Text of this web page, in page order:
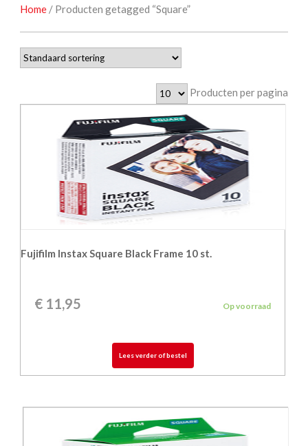
Home / Producten getagged “Square”
Producten per pagina
Fujifilm Instax Square Black Frame 10 st.
€ 11,95 Op voorraad
Lees verder of bestel